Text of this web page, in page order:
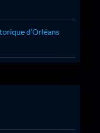
d’Orléans